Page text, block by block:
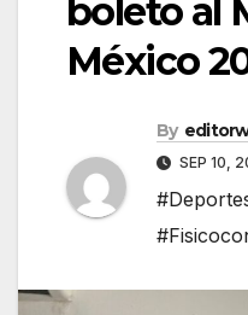
boleto al
México
By
SEP 10,